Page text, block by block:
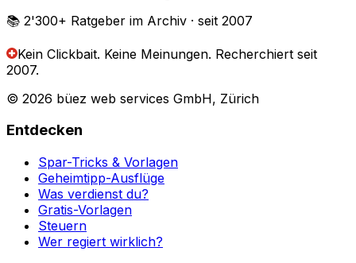
📚 2'300+ Ratgeber im Archiv · seit 2007
Kein Clickbait. Keine Meinungen. Recherchiert seit
2007.
© 2026 büez web services GmbH, Zürich
Entdecken
Spar-Tricks & Vorlagen
Geheimtipp-Ausflüge
Was verdienst du?
Gratis-Vorlagen
Steuern
Wer regiert wirklich?